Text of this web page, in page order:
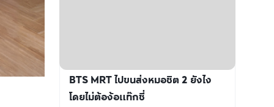
BTS MRT ไปขนส่งหมอชิต 2 ยังไง
โดยไม่ต้อง้อแท๊กซี่